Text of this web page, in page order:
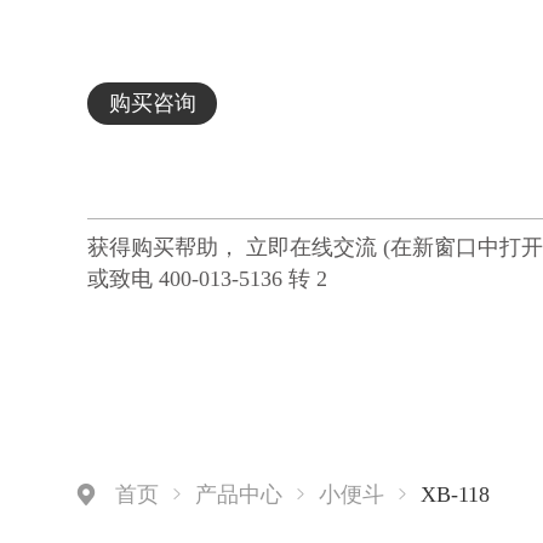
购买咨询
获得购买帮助， 立即在线交流 (在新窗口中打
或致电 400-013-5136 转 2
首页 产品中心 小便斗 XB-118